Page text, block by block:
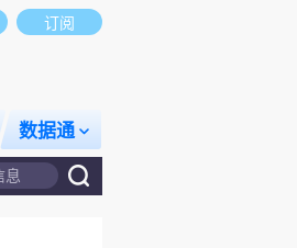
订阅
数据通